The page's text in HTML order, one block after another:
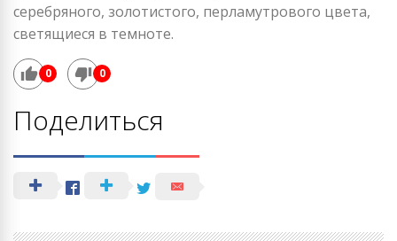
серебряного, золотистого, перламутрового цвета,
светящиеся в темноте.
0 0
Поделиться